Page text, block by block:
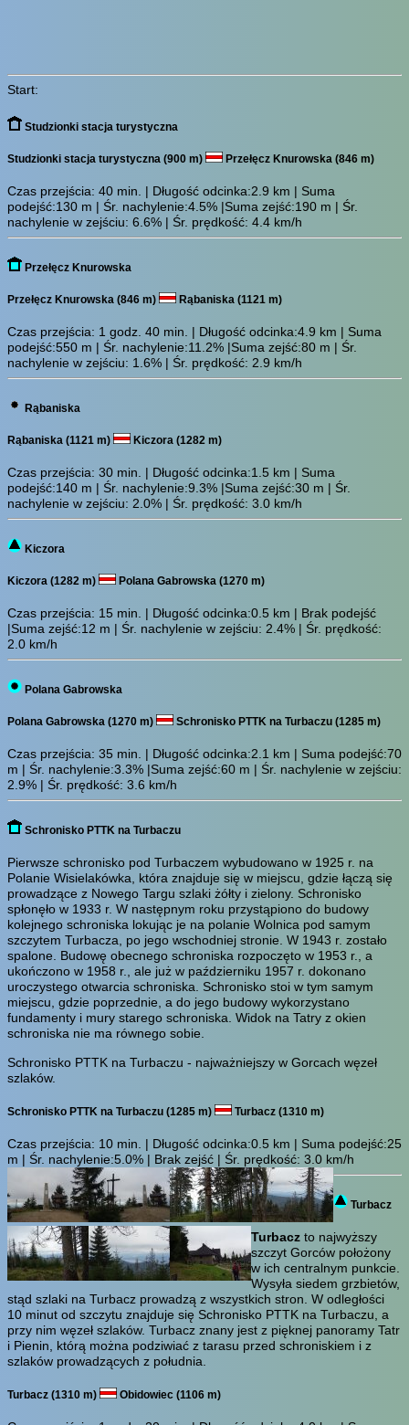
Start:
Studzionki stacja turystyczna
Studzionki stacja turystyczna (900 m) Przełęcz Knurowska (846 m)
Czas przejścia: 40 min.
| Długość odcinka:2.9 km | Suma
podejść:130 m | Śr. nachylenie:4.5% |Suma zejść:190 m | Śr.
nachylenie w zejściu: 6.6% | Śr. prędkość: 4.4 km/h
Przełęcz Knurowska
Przełęcz Knurowska (846 m) Rąbaniska (1121 m)
Czas przejścia: 1 godz. 40 min.
| Długość odcinka:4.9 km | Suma
podejść:550 m | Śr. nachylenie:11.2% |Suma zejść:80 m | Śr.
nachylenie w zejściu: 1.6% | Śr. prędkość: 2.9 km/h
Rąbaniska
Rąbaniska (1121 m) Kiczora (1282 m)
Czas przejścia: 30 min.
| Długość odcinka:1.5 km | Suma
podejść:140 m | Śr. nachylenie:9.3% |Suma zejść:30 m | Śr.
nachylenie w zejściu: 2.0% | Śr. prędkość: 3.0 km/h
Kiczora
Kiczora (1282 m) Polana Gabrowska (1270 m)
Czas przejścia: 15 min. | Długość odcinka:0.5 km | Brak podejść
|Suma zejść:12 m | Śr. nachylenie w zejściu: 2.4% | Śr. prędkość:
2.0 km/h
Polana Gabrowska
Polana Gabrowska (1270 m) Schronisko PTTK na Turbaczu (1285 m)
Czas przejścia: 35 min. | Długość odcinka:2.1 km | Suma podejść:70
m | Śr. nachylenie:3.3% |Suma zejść:60 m | Śr. nachylenie w zejściu:
2.9% | Śr. prędkość: 3.6 km/h
Schronisko PTTK na Turbaczu
Pierwsze schronisko pod Turbaczem wybudowano w 1925 r. na
Polanie Wisielakówka, która znajduje się w miejscu, gdzie łączą się
prowadzące z Nowego Targu szlaki żółty i zielony. Schronisko
spłonęło w 1933 r. W następnym roku przystąpiono do budowy
kolejnego schroniska lokując je na polanie Wolnica pod samym
szczytem Turbacza, po jego wschodniej stronie. W 1943 r. zostało
spalone. Budowę obecnego schroniska rozpoczęto w 1953 r., a
ukończono w 1958 r., ale już w październiku 1957 r. dokonano
uroczystego otwarcia schroniska. Schronisko stoi w tym samym
miejscu, gdzie poprzednie, a do jego budowy wykorzystano
fundamenty i mury starego schroniska. Widok na Tatry z okien
schroniska nie ma równego sobie.
Schronisko PTTK na Turbaczu - najważniejszy w Gorcach węzeł
szlaków.
Schronisko PTTK na Turbaczu (1285 m) Turbacz (1310 m)
Czas przejścia: 10 min.
| Długość odcinka:0.5 km | Suma podejść:25
m | Śr. nachylenie:5.0% | Brak zejść | Śr. prędkość: 3.0 km/h
Turbacz
Turbacz to najwyższy
szczyt Gorców położony
w ich centralnym punkcie.
Wysyła siedem grzbietów,
stąd szlaki na Turbacz prowadzą z wszystkich stron. W odległości
10 minut od szczytu znajduje się Schronisko PTTK na Turbaczu, a
przy nim węzeł szlaków. Turbacz znany jest z pięknej panoramy Tatr
i Pienin, którą można podziwiać z tarasu przed schroniskiem i z
szlaków prowadzących z południa.
Turbacz (1310 m) Obidowiec (1106 m)